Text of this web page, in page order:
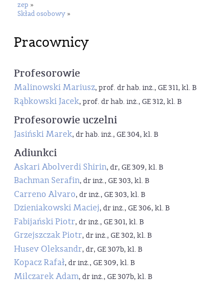
zep »
Skład osobowy »
Pracownicy
Profesorowie
Malinowski Mariusz, prof. dr hab. inż., GE 311, kl. B
Rąbkowski Jacek, prof. dr hab. inż., GE 312, kl. B
Profesorowie uczelni
Jasiński Marek, dr hab. inż., GE 304, kl. B
Adiunkci
Askari Abolverdi Shirin, dr, GE 309, kl. B
Bachman Serafin, dr inż., GE 303, kl. B
Carreno Alvaro, dr inż., GE 303, kl. B
Dzieniakowski Maciej, dr inż., GE 306, kl. B
Fabijański Piotr, dr inż., GE 301, kl. B
Grzejszczak Piotr, dr inż., GE 302, kl. B
Husev Oleksandr, dr, GE 307b, kl. B
Kopacz Rafał, dr inż., GE 309, kl. B
Milczarek Adam, dr inż., GE 307b, kl. B